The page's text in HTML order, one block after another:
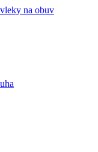
na obuv